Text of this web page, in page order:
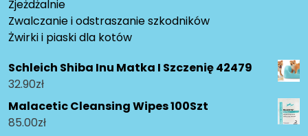
Zjeżdżalnie
Zwalczanie i odstraszanie szkodników
Żwirki i piaski dla kotów
Schleich Shiba Inu Matka I Szczenię 42479
32.90zł
Malacetic Cleansing Wipes 100Szt
85.00zł